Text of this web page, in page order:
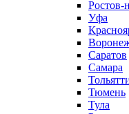
Ростов-
Уфа
Саратов
Самара
Тюмень
Тула